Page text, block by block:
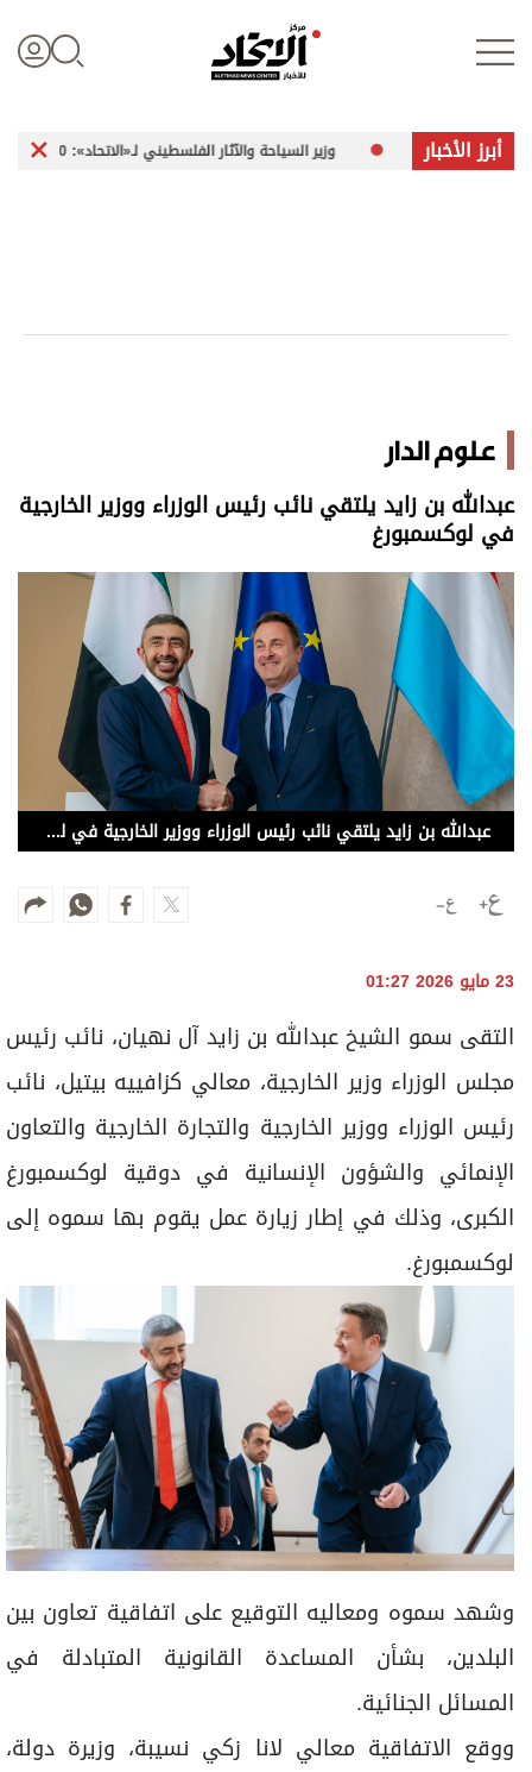
علوم الدار
اقتصاد
الرياضة
وجهات نظر
الترفيه
التعليم والمعرفة
الذكاء الاصطناعي
تغطيات
فيديو
إنفوجراف
قصة صورة
برامج
عدد اليوم
مواقيت الصلاة
الأحوال الجوية
أبرز الأخبار
وزير السياحة والآثار الفلسطيني لـ«الاتحاد»: 260 موقعاً أثرياً في غزة تعرضت للضرر
علوم الدار
عبدالله بن زايد يلتقي نائب رئيس الوزراء ووزير الخارجية
في لوكسمبورغ
عبدالله بن زايد يلتقي نائب رئيس الوزراء ووزير الخارجية في لوكسمبورغ
23 مايو 2026 01:27
التقى سمو الشيخ عبدالله بن زايد آل نهيان، نائب رئيس
مجلس الوزراء وزير الخارجية، معالي كزافييه بيتيل، نائب
رئيس الوزراء ووزير الخارجية والتجارة الخارجية والتعاون
الإنمائي والشؤون الإنسانية في دوقية لوكسمبورغ
الكبرى، وذلك في إطار زيارة عمل يقوم بها سموه إلى
لوكسمبورغ.
وشهد سموه ومعاليه التوقيع على اتفاقية تعاون بين
البلدين، بشأن المساعدة القانونية المتبادلة في
المسائل الجنائية.
ووقع الاتفاقية معالي لانا زكي نسيبة، وزيرة دولة،